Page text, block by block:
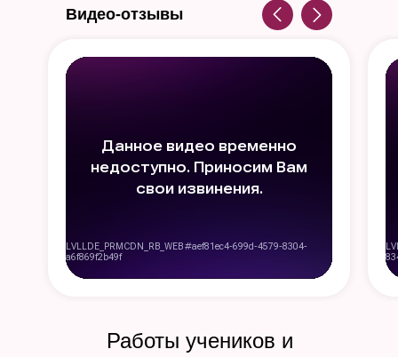
Видео-отзывы
Работы учеников и